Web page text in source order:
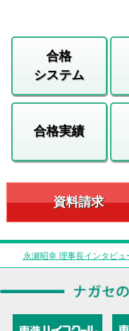
合格
システム
合格実績
資料請求
永瀬昭幸 理事長インタビュ